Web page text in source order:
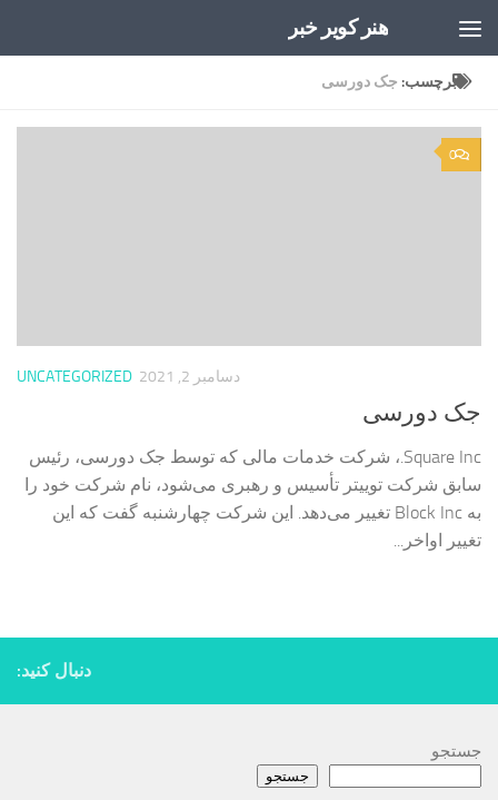
هنر کویر خبر
برچسب: جک دورسی
0
UNCATEGORIZED دسامبر 2, 2021
جک دورسی
Square Inc.، شرکت خدمات مالی که توسط جک دورسی، رئیس
سابق شرکت توییتر تأسیس و رهبری می‌شود، نام شرکت خود را
به Block Inc تغییر می‌دهد. این شرکت چهارشنبه گفت که این
تغییر اواخر...
دنبال کنید:
جستجو
جستجو